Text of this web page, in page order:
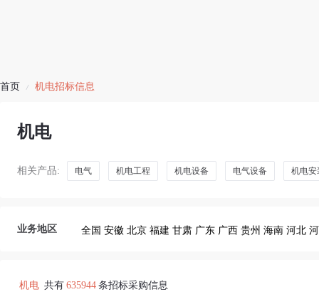
首页 / 机电招标信息
机电
相关产品: 电气 机电工程 机电设备 电气设备 机电安
业务地区 全国 安徽 北京 福建 甘肃 广东 广西 贵州 海南 河北
机电 共有 635944 条招标采购信息